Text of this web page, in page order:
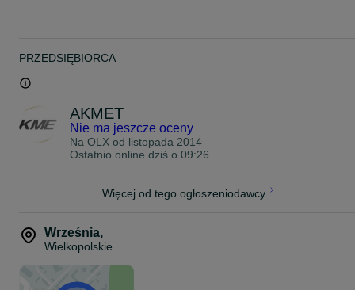
PRZEDSIĘBIORCA
AKMET
Nie ma jeszcze oceny
Na OLX od listopada 2014
Ostatnio online dziś o 09:26
Więcej od tego ogłoszeniodawcy
Września,
Wielkopolskie